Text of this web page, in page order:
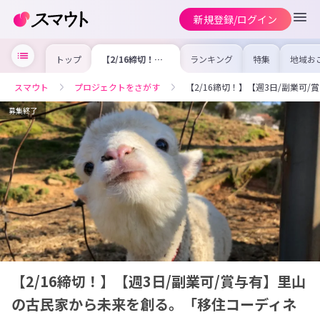
新規登録/ログイン
トップ 【2/16締切！】
【週3日/副業可/
民家から未来を創
る。「移住コーデ
ィネーター」を募
集します！【令和
4年度採用/協力隊
募集】
ランキング 特集 地域お
の求
を集め
事内容
を比較
合った
スマウト プロジェクトをさがす 【2/16締切！】【週3日/副業可/
募集終了
【2/16締切！】【週3日/副業可/賞与有】里山
の古民家から未来を創る。「移住コーディネ